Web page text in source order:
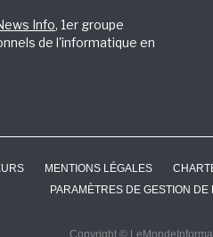
Info, 1er groupe
de l'informatique en
MENTIONS LÉGALES
PARAMÈTRES DE GESTION